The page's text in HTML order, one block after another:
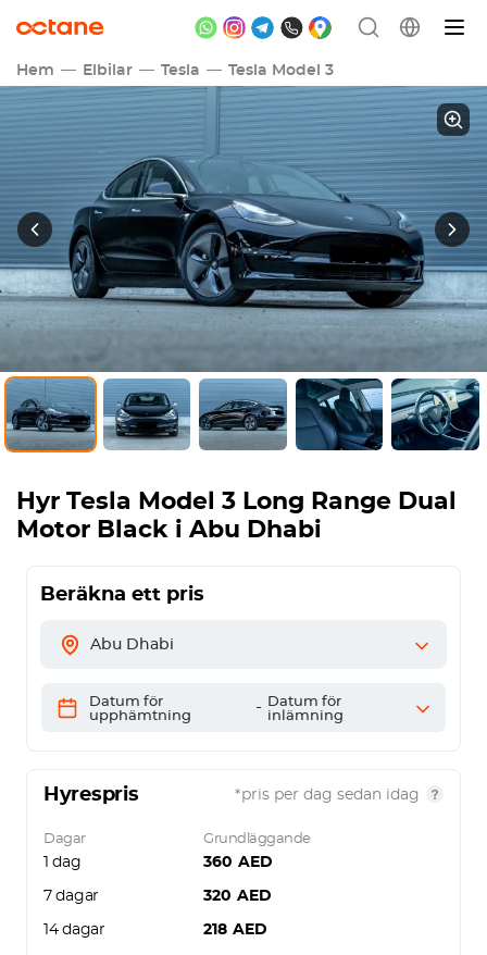
Hem Elbilar Tesla Tesla Model 3
Hyr Tesla Model 3 Long Range Dual
Motor Black i Abu Dhabi
Beräkna ett pris
Abu Dhabi
Datum för
upphämtning
- Datum för
inlämning
Hyrespris *pris per dag sedan idag
Dagar Grundläggande
1 dag 360 AED
7 dagar 320 AED
14 dagar 218 AED